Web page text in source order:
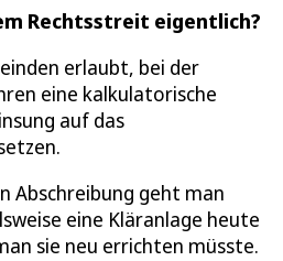
Rechtsstreit eigentlich?
erlaubt, bei der
eine kalkulatorische
auf das
Abschreibung geht man
eine Kläranlage heute
sie neu errichten müsste.